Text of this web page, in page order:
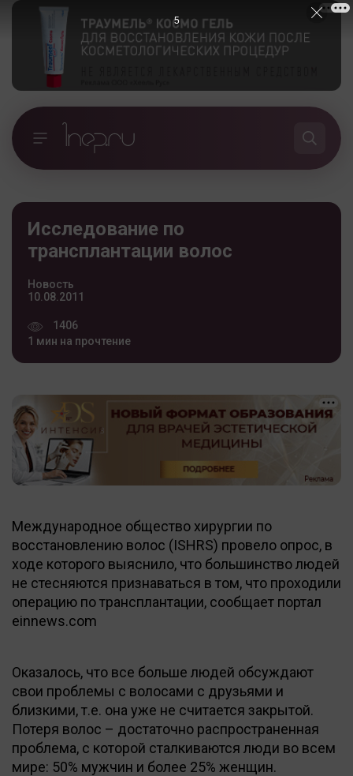
Исследование по
трансплантации волос
Новость
10.08.2011
1406
1 мин на прочтение
Международное общество хирургии по
восстановлению волос (ISHRS) провело опрос, в
ходе которого выяснило, что большинство людей
не стесняются признаваться в том, что проходили
операцию по трансплантации, сообщает портал
einnews.com
Оказалось, что все больше людей обсуждают
свои проблемы с волосами с друзьями и
близкими, т.е. она уже не считается закрытой.
Потеря волос – достаточно распространенная
проблема, с которой сталкиваются люди во всем
мире: 50% мужчин и более 25% женщин.
5